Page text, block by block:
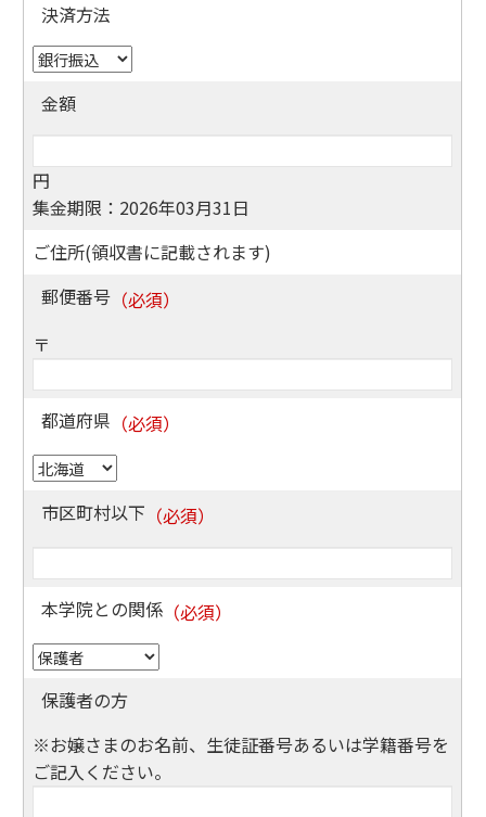
決済方法
金額
円
集金期限：2026年03月31日
ご住所(領収書に記載されます)
郵便番号
〒
都道府県
市区町村以下
本学院との関係
保護者の方
※お嬢さまのお名前、生徒証番号あるいは学籍番号を
ご記入ください。